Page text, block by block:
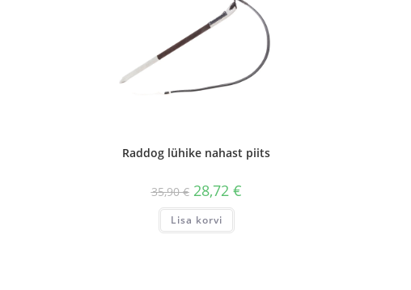
Raddog lühike nahast piits
35,90€ 28,72 €
Lisa korvi